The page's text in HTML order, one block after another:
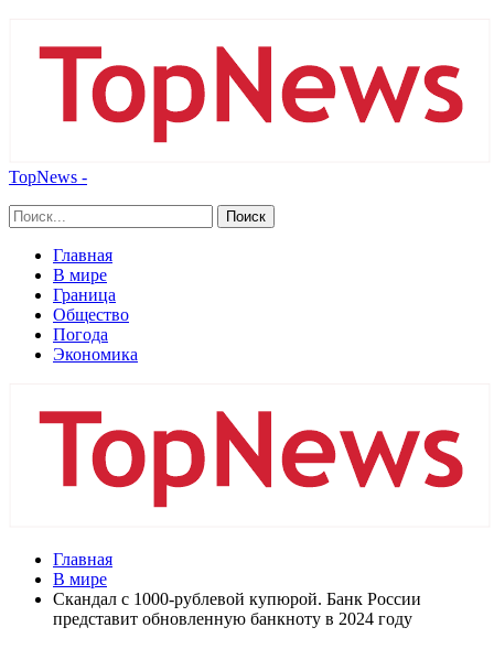
TopNews -
Главная
В мире
Граница
Общество
Погода
Экономика
Главная
В мире
Скандал с 1000-рублевой купюрой. Банк России
представит обновленную банкноту в 2024 году